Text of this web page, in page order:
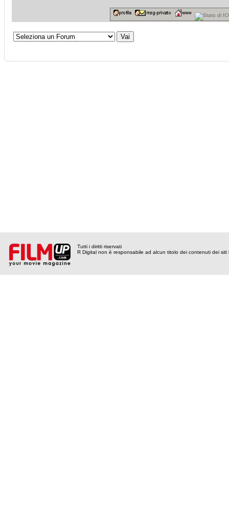
Tutti i diritti riservati
R Digital non è responsabile ad alcun titolo dei contenuti dei siti